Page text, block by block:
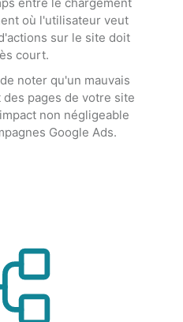
où l'utilisateur veut
sur le site doit
court.
noter qu'un mauvais
pages de votre site
non négligeable
Google Ads.